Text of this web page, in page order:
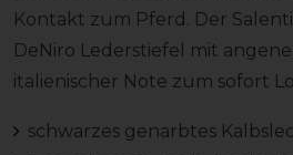
Kontakt zum Pferd. Der
DeNiro Lederstiefel mit
italienischer Note zum sofort
schwarzes genarbtes